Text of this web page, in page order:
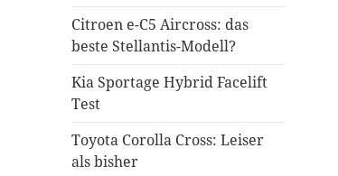
Citroen e-C5 Aircross: das
beste Stellantis-Modell?
Kia Sportage Hybrid Facelift
Test
Toyota Corolla Cross: Leiser
als bisher